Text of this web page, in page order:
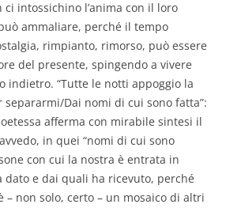
ci intossichino l’anima con il loro
ammaliare, perché il tempo
rimpianto, rimorso, può essere
del presente, spingendo a vivere
indietro. “Tutte le notti appoggio la
separarmi/Dai nomi di cui sono fatta”:
afferma con mirabile sintesi il
in quei “nomi di cui sono
con cui la nostra è entrata in
dato e dai quali ha ricevuto, perché
– non solo, certo – un mosaico di altri